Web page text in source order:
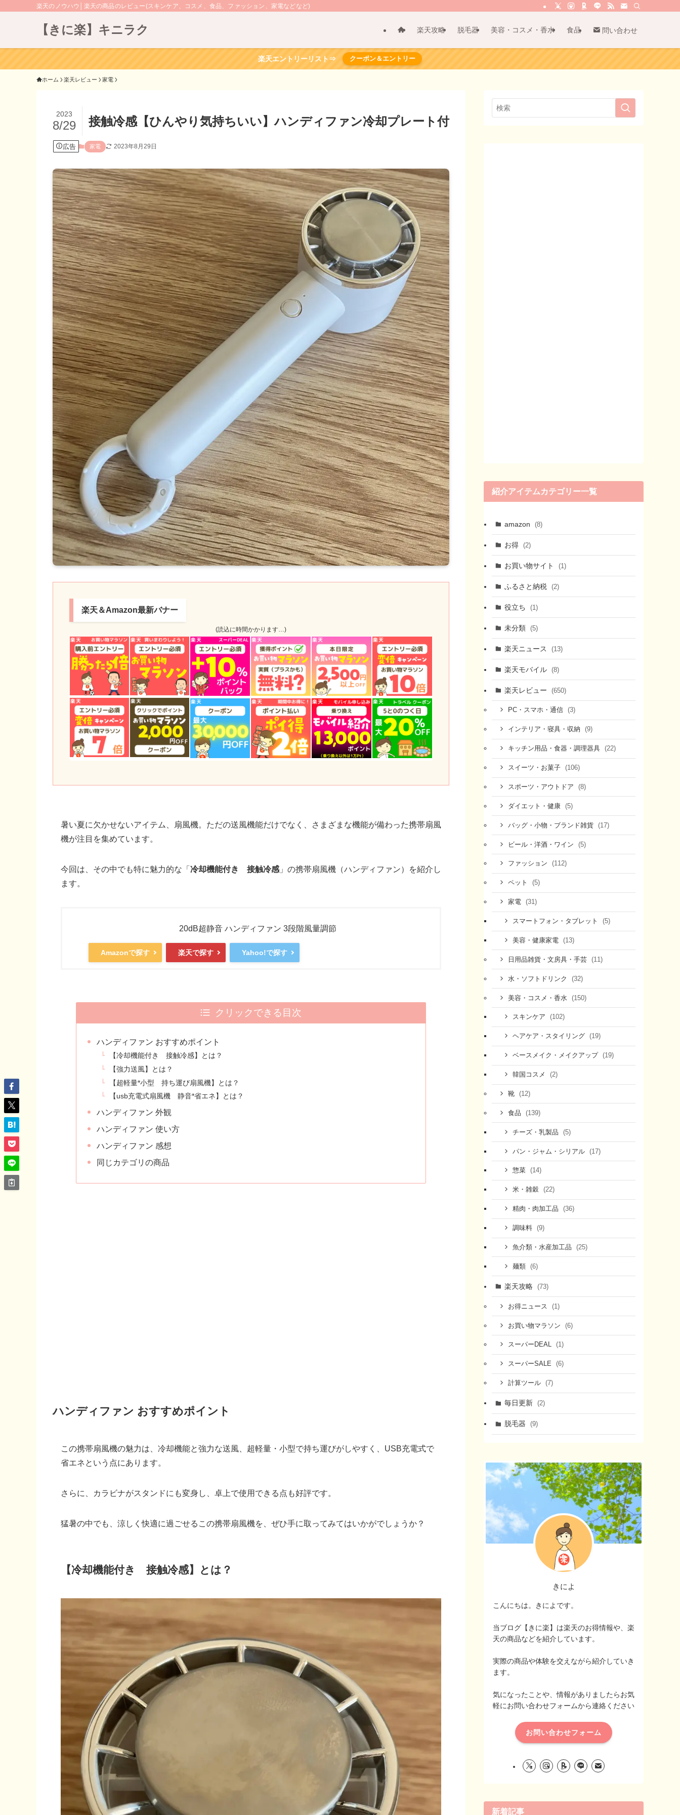
楽天のノウハウ│楽天の商品のレビュー(スキンケア、コスメ、食品、ファッション、家電などなど)
【きに楽】キニラク 楽天攻略 脱毛器 美容・コスメ・香水 食品 問い合わせ
楽天エントリーリスト⇒ クーポン＆エントリー
ホーム 楽天レビュー 家電
接触冷感【ひんやり気持ちいい】ハンディファン冷却プレート付
2023
8/29
広告 家電 2023年8月29日
楽天＆Amazon最新バナー
(読込に時間かかります…)
暑い夏に欠かせないアイテム、扇風機。ただの送風機能だけでなく、さまざまな機能が備わった携帯扇風
機が注目を集めています。
今回は、その中でも特に魅力的な「 冷却機能付き 接触冷感 」の携帯扇風機（ハンディファン）を紹介し
ます。
20dB超静音 ハンディファン 3段階風量調節
Amazonで探す 楽天で探す Yahoo!で探す
クリックできる目次
ハンディファン おすすめポイント
【冷却機能付き 接触冷感】とは？
【強力送風】とは？
【超軽量*小型 持ち運び扇風機】とは？
【usb充電式扇風機 静音*省エネ】とは？
ハンディファン 外観
ハンディファン 使い方
ハンディファン 感想
同じカテゴリの商品
ハンディファン おすすめポイント
この携帯扇風機の魅力は、冷却機能と強力な送風、超軽量・小型で持ち運びがしやすく、USB充電式で
省エネという点にあります。
さらに、カラビナがスタンドにも変身し、卓上で使用できる点も好評です。
猛暑の中でも、涼しく快適に過ごせるこの携帯扇風機を、ぜひ手に取ってみてはいかがでしょうか？
【冷却機能付き 接触冷感】とは？
紹介アイテムカテゴリー一覧
amazon (8)
お得 (2)
お買い物サイト (1)
ふるさと納税 (2)
役立ち (1)
未分類 (5)
楽天ニュース (13)
楽天モバイル (8)
楽天レビュー (650)
PC・スマホ・通信 (3)
インテリア・寝具・収納 (9)
キッチン用品・食器・調理器具 (22)
スイーツ・お菓子 (106)
スポーツ・アウトドア (8)
ダイエット・健康 (5)
バッグ・小物・ブランド雑貨 (17)
ビール・洋酒・ワイン (5)
ファッション (112)
ペット (5)
家電 (31)
スマートフォン・タブレット (5)
美容・健康家電 (13)
日用品雑貨・文房具・手芸 (11)
水・ソフトドリンク (32)
美容・コスメ・香水 (150)
スキンケア (102)
ヘアケア・スタイリング (19)
ベースメイク・メイクアップ (19)
韓国コスメ (2)
靴 (12)
食品 (139)
チーズ・乳製品 (5)
パン・ジャム・シリアル (17)
惣菜 (14)
米・雑穀 (22)
精肉・肉加工品 (36)
調味料 (9)
魚介類・水産加工品 (25)
麺類 (6)
楽天攻略 (73)
お得ニュース (1)
お買い物マラソン (6)
スーパーDEAL (1)
スーパーSALE (6)
計算ツール (7)
毎日更新 (2)
脱毛器 (9)
きによ
こんにちは。きによです。
当ブログ【きに楽】は楽天のお得情報や、楽
天の商品などを紹介しています。
実際の商品や体験を交えながら紹介していき
ます。
気になったことや、情報がありましたらお気
軽にお問い合わせフォームから連絡ください
お問い合わせフォーム
新着記事